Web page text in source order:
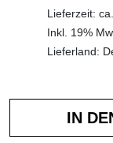
Lieferzeit:
Inkl. 19%
Lieferland: